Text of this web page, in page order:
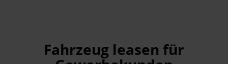
Fahrzeug leasen für